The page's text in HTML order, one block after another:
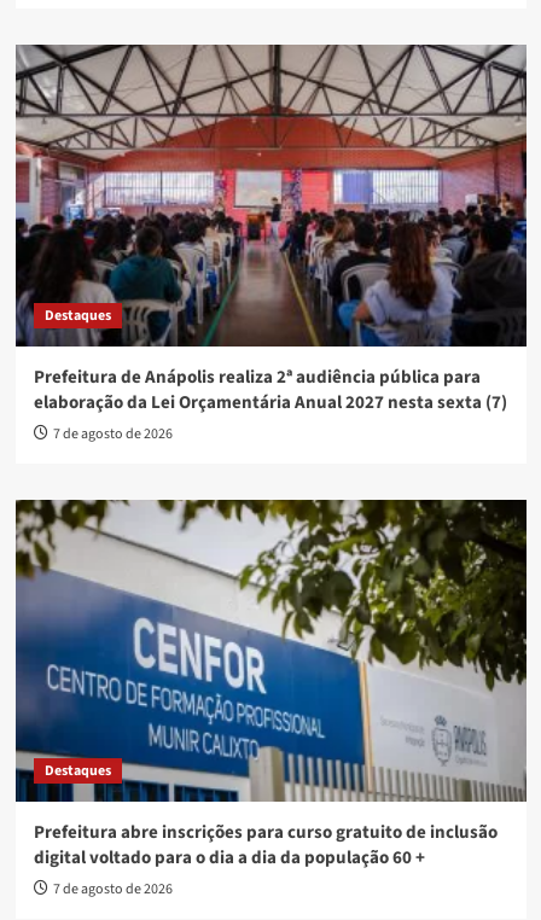
Destaques
Prefeitura de Anápolis realiza 2ª audiência pública para
elaboração da Lei Orçamentária Anual 2027 nesta sexta (7)
7 de agosto de 2026
Destaques
Prefeitura abre inscrições para curso gratuito de inclusão
digital voltado para o dia a dia da população 60 +
7 de agosto de 2026